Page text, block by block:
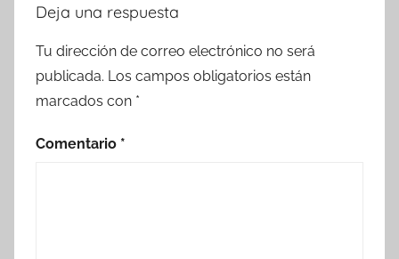
Deja una respuesta
Tu dirección de correo electrónico no será
publicada. Los campos obligatorios están
marcados con *
Comentario *